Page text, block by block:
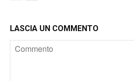
LASCIA UN COMMENTO